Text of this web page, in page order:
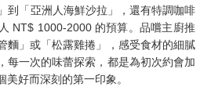
到「亞洲人海鮮沙拉」，還有特調咖啡
NT$ 1000-2000 的預算。品嚐主廚推
麵」或「松露雞捲」，感受食材的細膩
每一次的味蕾探索，都是為初次約會加
好而深刻的第一印象。